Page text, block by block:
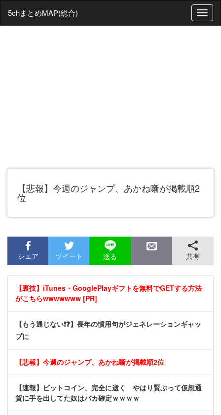
T
o
5chまとめMAP(総合)
【悲報】今週のジャンプ、あかね噺が掲載順2
位
シェア ツイート 送る 共有
【裏技】iTunes・GooglePlayギフトを無料でGETする方法
がこちらwwwwwww [PR]
【もう通じない❗❓】長年の慣用句がジェネレーションギャッ
プに
【悲報】今週のジャンプ、あかね噺が掲載順2位
【速報】ビットコイン、完全に逝く やはり賢ぶって仮想通
貨に手を出してた奴はバカ確定ｗｗｗｗ